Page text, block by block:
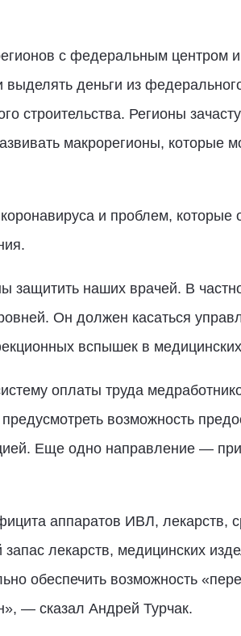
с федеральным центром
деньги из
строительства. Регионы
макрорегионы, которые
и проблем,
наших врачей. В
Он должен касаться
вспышек в
оплаты труда
возможность
Еще одно направление —
аппаратов ИВЛ, лекарств,
лекарств, медицинских
обеспечить возможность
— сказал Андрей Турчак.